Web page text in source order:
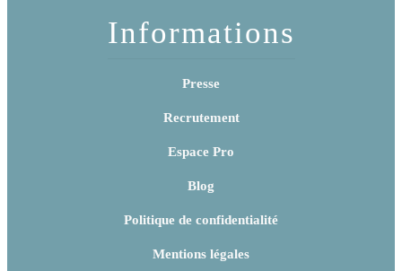
Informations
Presse
Recrutement
Espace Pro
Blog
Politique de confidentialité
Mentions légales